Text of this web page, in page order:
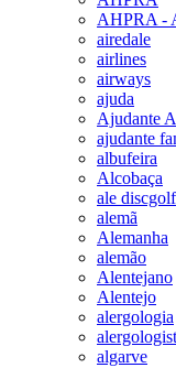
AHPRA -
airedale
airlines
airways
ajuda
Ajudante
ajudante
albufeira
Alcobaça
ale discgolf
alemã
Alemanha
alemão
Alentejano
Alentejo
alergologia
algarve